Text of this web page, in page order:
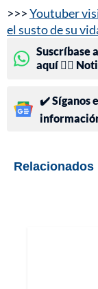
>>>Youtuber
el susto de su
Suscríbase
aquí 👉🏻
✔️ Síganos
Relacionados